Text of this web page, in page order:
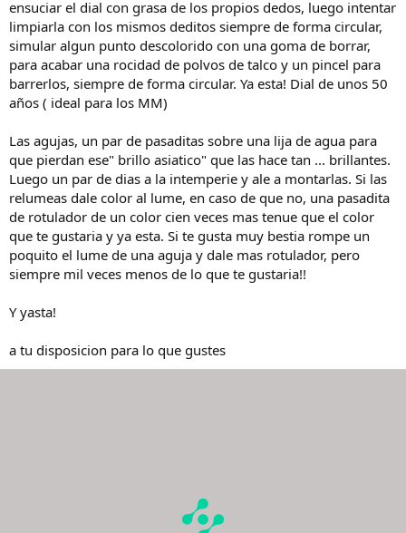
ensuciar el dial con grasa de los propios dedos, luego intentar
limpiarla con los mismos deditos siempre de forma circular,
simular algun punto descolorido con una goma de borrar,
para acabar una rocidad de polvos de talco y un pincel para
barrerlos, siempre de forma circular. Ya esta! Dial de unos 50
años ( ideal para los MM)
Las agujas, un par de pasaditas sobre una lija de agua para
que pierdan ese" brillo asiatico" que las hace tan ... brillantes.
Luego un par de dias a la intemperie y ale a montarlas. Si las
relumeas dale color al lume, en caso de que no, una pasadita
de rotulador de un color cien veces mas tenue que el color
que te gustaria y ya esta. Si te gusta muy bestia rompe un
poquito el lume de una aguja y dale mas rotulador, pero
siempre mil veces menos de lo que te gustaria!!
Y yasta!
a tu disposicion para lo que gustes